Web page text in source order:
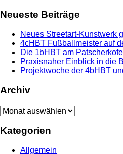
Neueste Beiträge
Neues Streetart-Kunstwerk
4cHBT Fußballmeister auf
Die 1bHBT am Patscherkofel
Praxisnaher Einblick in die
Projektwoche der 4bHBT
Archiv
Archiv
Kategorien
Allgemein